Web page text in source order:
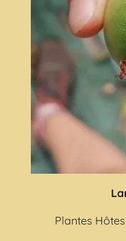
Plantes